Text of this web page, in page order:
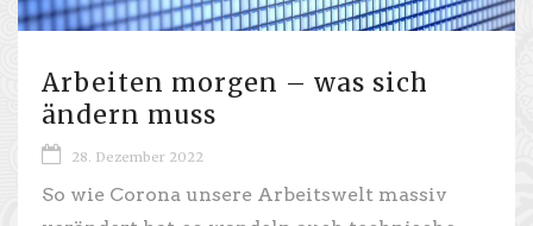
Arbeiten morgen – was sich
ändern muss
28. Dezember 2022
So wie Corona unsere Arbeitswelt massiv